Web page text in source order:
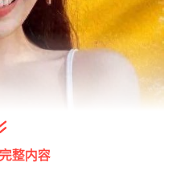
整内容